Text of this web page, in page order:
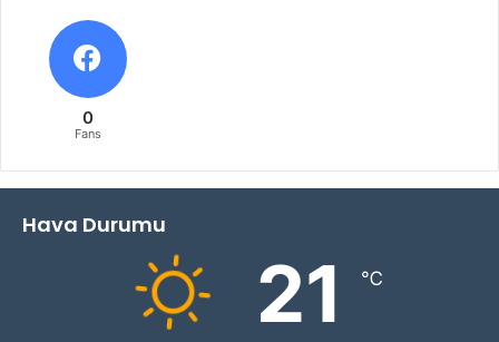
0
Fans
Hava Durumu
21 ℃